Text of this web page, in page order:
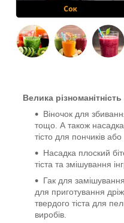
Велика
Віночок для
тощо. А також
тісто для пончиків або
Насадка плоский
тіста та змішування
Гак для
для приготування
твердого тіста для
виробів.